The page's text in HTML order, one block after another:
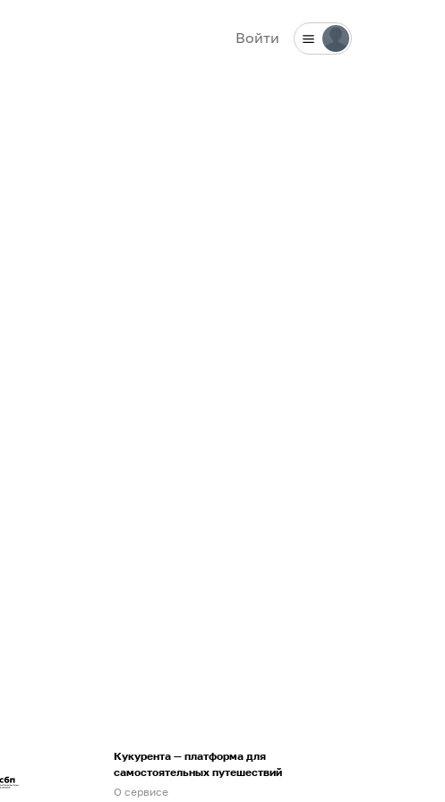
Войти
Кукурента — платформа для
самостоятельных путешествий
О сервисе